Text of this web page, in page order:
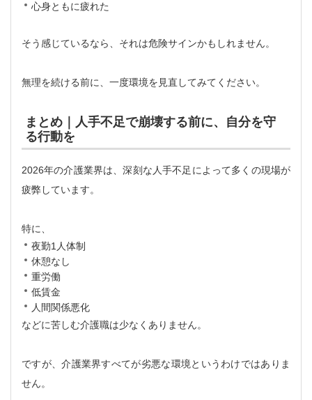
心身ともに疲れた
そう感じているなら、それは危険サインかもしれません。
無理を続ける前に、一度環境を見直してみてください。
まとめ｜人手不足で崩壊する前に、自分を守
る行動を
2026年の介護業界は、深刻な人手不足によって多くの現場が
疲弊しています。
特に、
夜勤1人体制
休憩なし
重労働
低賃金
人間関係悪化
などに苦しむ介護職は少なくありません。
ですが、介護業界すべてが劣悪な環境というわけではありま
せん。